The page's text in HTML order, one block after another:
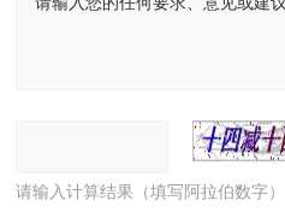
请输入计算结果（填写阿拉伯数字